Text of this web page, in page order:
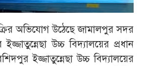
অভিযোগ উঠেছে জামালপুর সদর
উচ্চ বিদ্যালয়ের প্রধান
ইজ্জাতুন্নেছা উচ্চ বিদ্যালয়ের